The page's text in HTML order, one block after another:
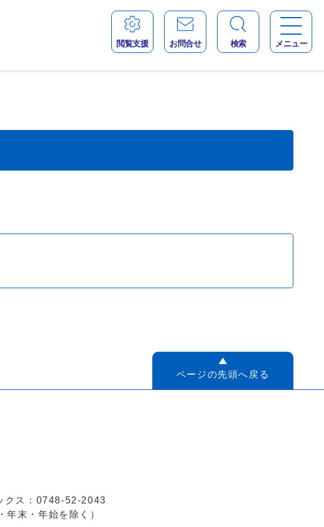
閲覧支援 お問合せ 検索 メニュー
ページの先頭へ戻る
クス：0748-52-2043
末・年始を除く）